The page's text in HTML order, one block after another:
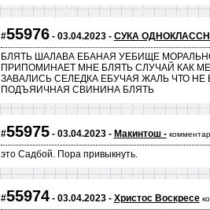
#55976- 03.04.2023 - СУКА
БЛЯТЬ ШАЛАВА ЕБАНАЯ УЕБИЩЕ
ПРИПОМИНАЕТ МНЕ БЛЯТЬ СЛУЧАЙ КАК
ЗАВАЛИСЬ СЕЛЕДКА ЕБУЧАЯ ЖАЛЬ ЧТО
ПОДЪЯИЧНАЯ СВИНИНА БЛЯТЬ
#55975- 03.04.2023 - Макинтош -
это Садбой. Пора привыкнуть.
#55974- 03.04.2023 - Христос Воскресе